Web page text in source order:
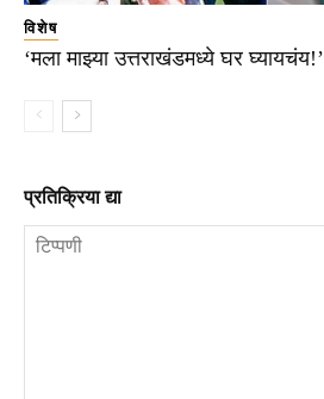
विशेष
‘मला माझ्या उत्तराखंडमध्ये घर घ्यायचंय!’
प्रतिक्रिया द्या